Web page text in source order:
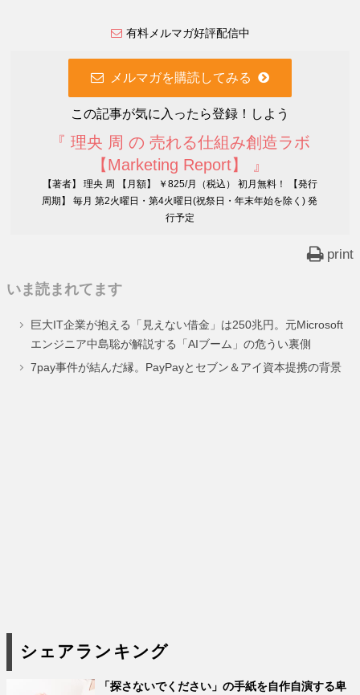
有料メルマガ好評配信中
メルマガを購読してみる
この記事が気に入ったら登録！しよう
『 理央 周 の 売れる仕組み創造ラボ
【Marketing Report】 』
【著者】 理央 周 【月額】 ￥825/月（税込） 初月無料！ 【発行
周期】 毎月 第2火曜日・第4火曜日(祝祭日・年末年始を除く) 発
行予定
print
いま読まれてます
巨大IT企業が抱える「見えない借金」は250兆円。元Microsoft
エンジニア中島聡が解説する「AIブーム」の危うい裏側
7pay事件が結んだ縁。PayPayとセブン＆アイ資本提携の背景
シェアランキング
「探さないでください」の手紙を自作自演する卑